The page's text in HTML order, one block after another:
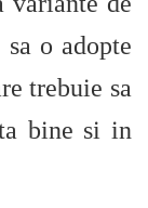
o adopte
trebuie sa
bine si in